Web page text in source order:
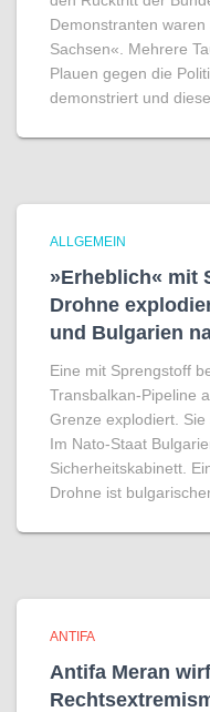
Demonstranten
Sachsen«. Mehrere
Plauen gegen die
demonstriert und diese
ALLGEMEIN
»Erheblich« mit
Drohne
und Bulgarien
Eine mit Sprengstoff
Transbalkan-Pipeline
Grenze explodiert. Sie
Im Nato-Staat
Sicherheitskabinett.
Drohne ist
ANTIFA
Antifa Meran